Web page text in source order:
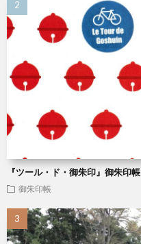
『ツール・ド・御朱印』御朱印帳
御朱印帳